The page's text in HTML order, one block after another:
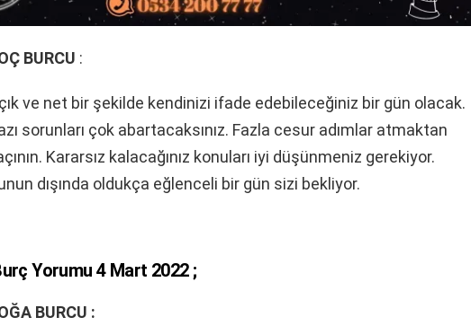
BURCU :
ve net bir şekilde kendinizi ifade edebileceğiniz bir gün olacak.
sorunları çok abartacaksınız. Fazla cesur adımlar atmaktan
Kararsız kalacağınız konuları iyi düşünmeniz gerekiyor.
dışında oldukça eğlenceli bir gün sizi bekliyor.
Yorumu 4 Mart 2022 ;
BURCU :